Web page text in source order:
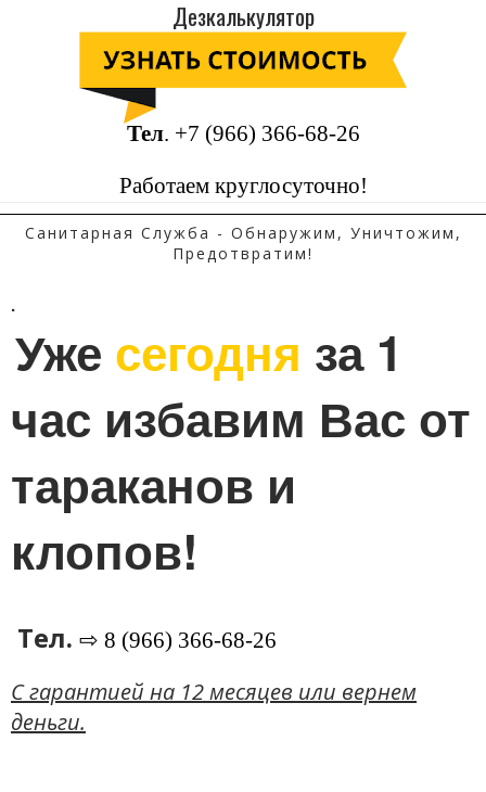
Дезкалькулятор
Тел. +7 (966) 366-68-26
Работаем круглосуточно!
Санитарная Служба - Обнаружим, Уничтожим,
Предотвратим!
.
Уже сегодня за 1
час избавим Вас от
тараканов и
клопов!
Тел. ⇨ 8 (966) 366-68-26
C гарантией на 12 месяцев или вернем
деньги.